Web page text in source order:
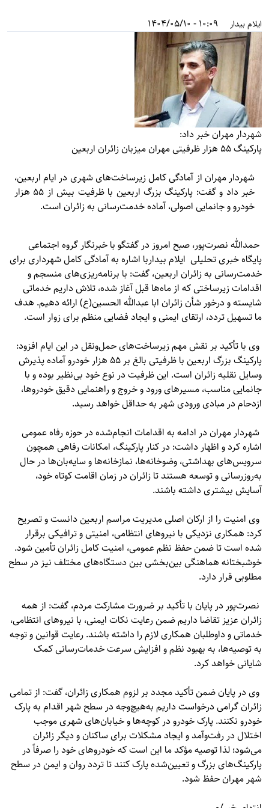
ایلام بیدار 10:09 - 1404/05/10
شهردار مهران خبر داد:
پارکینگ ۵۵ هزار ظرفیتی مهران میزبان زائران اربعین
شهردار مهران از آمادگی کامل زیرساخت‌های شهری در ایام اربعین،
خبر داد و گفت: پارکینگ بزرگ اربعین با ظرفیت بیش از ۵۵ هزار
خودرو و جانمایی اصولی، آماده خدمت‌رسانی به زائران است.
حمدالله نصرت‌پور، صبح امروز در گفتگو با خبرنگار گروه اجتماعی
پایگاه خبری تحلیلی ایلام بیداربا اشاره به آمادگی کامل شهرداری برای
خدمت‌رسانی به زائران اربعین، گفت: با برنامه‌ریزی‌های منسجم و
اقدامات زیرساختی که از ماه‌ها قبل آغاز شده، تلاش داریم خدماتی
شایسته و درخور شأن زائران ابا عبدالله الحسین(ع) ارائه دهیم. هدف
ما تسهیل تردد، ارتقای ایمنی و ایجاد فضایی منظم برای زوار است.
وی با تأکید بر نقش مهم زیرساخت‌های حمل‌ونقل در این ایام افزود:
پارکینگ بزرگ اربعین با ظرفیتی بالغ بر ۵۵ هزار خودرو آماده پذیرش
وسایل نقلیه زائران است. این ظرفیت در نوع خود بی‌نظیر بوده و با
جانمایی مناسب، مسیرهای ورود و خروج و راهنمایی دقیق خودروها،
ازدحام در مبادی ورودی شهر به حداقل خواهد رسید.
شهردار مهران در ادامه به اقدامات انجام‌شده در حوزه رفاه عمومی
اشاره کرد و اظهار داشت: در کنار پارکینگ، امکانات رفاهی همچون
سرویس‌های بهداشتی، وضوخانه‌ها، نمازخانه‌ها و سایه‌بان‌ها در حال
به‌روزرسانی و توسعه هستند تا زائران در زمان اقامت کوتاه خود،
آسایش بیشتری داشته باشند.
وی امنیت را از ارکان اصلی مدیریت مراسم اربعین دانست و تصریح
کرد: همکاری نزدیکی با نیروهای انتظامی، امنیتی و ترافیکی برقرار
شده است تا ضمن حفظ نظم عمومی، امنیت کامل زائران تأمین شود.
خوشبختانه هماهنگی بین‌بخشی بین دستگاه‌های مختلف نیز در سطح
مطلوبی قرار دارد.
نصرت‌پور در پایان با تأکید بر ضرورت مشارکت مردم، گفت: از همه
زائران عزیز تقاضا داریم ضمن رعایت نکات ایمنی، با نیروهای انتظامی،
خدماتی و داوطلبان همکاری لازم را داشته باشند. رعایت قوانین و توجه
به توصیه‌ها، به بهبود نظم و افزایش سرعت خدمات‌رسانی کمک
شایانی خواهد کرد.
وی در پایان ضمن تأکید مجدد بر لزوم همکاری زائران، گفت: از تمامی
زائران گرامی درخواست داریم به‌هیچ‌وجه در سطح شهر اقدام به پارک
خودرو نکنند. پارک خودرو در کوچه‌ها و خیابان‌های شهری موجب
اختلال در رفت‌وآمد و ایجاد مشکلات برای ساکنان و دیگر زائران
می‌شود؛ لذا توصیه مؤکد ما این است که خودروهای خود را صرفاً در
پارکینگ‌های بزرگ و تعیین‌شده پارک کنند تا تردد روان و ایمن در سطح
شهر مهران حفظ شود.